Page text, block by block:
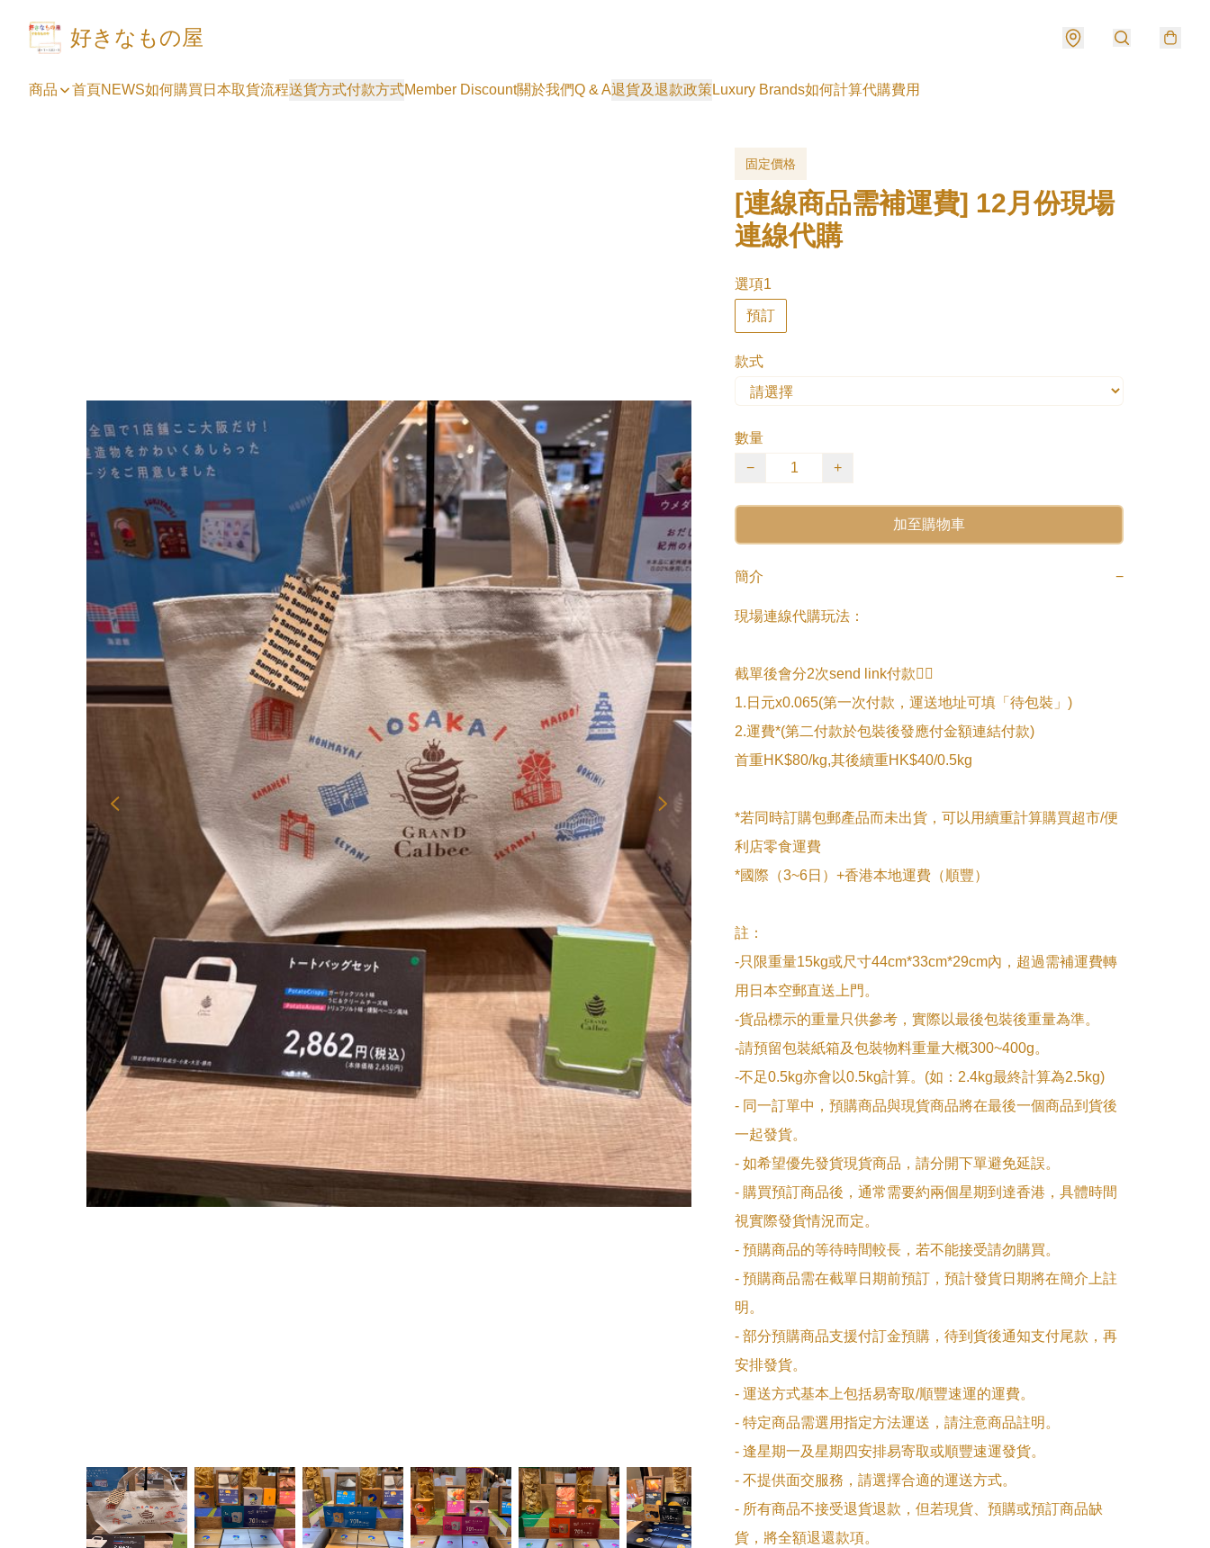
好きなもの屋
商品 首頁NEWS如何購買 日本取貨流程送貨方式付款方式Member Discount關於我們Q & A退貨及退款政策Luxury Brands如何計算代購費用
固定價格
[連線商品需補運費] 12月份現場
連線代購
選項1
預訂
款式
數量
−
+
加至購物車
簡介 −
現場連線代購玩法：
截單後會分2次send link付款👇🏻
1.日元x0.065(第一次付款，運送地址可填「待包裝」)
2.運費*(第二付款於包裝後發應付金額連結付款)
首重HK$80/kg,其後續重HK$40/0.5kg
*若同時訂購包郵產品而未出貨，可以用續重計算購買超市/便
利店零食運費
*國際（3~6日）+香港本地運費（順豐）
註：
-只限重量15kg或尺寸44cm*33cm*29cm內，超過需補運費轉
用日本空郵直送上門。
-貨品標示的重量只供參考，實際以最後包裝後重量為準。
-請預留包裝紙箱及包裝物料重量大概300~400g。
-不足0.5kg亦會以0.5kg計算。(如：2.4kg最終計算為2.5kg)
- 同一訂單中，預購商品與現貨商品將在最後一個商品到貨後
一起發貨。
- 如希望優先發貨現貨商品，請分開下單避免延誤。
- 購買預訂商品後，通常需要約兩個星期到達香港，具體時間
視實際發貨情況而定。
- 預購商品的等待時間較長，若不能接受請勿購買。
- 預購商品需在截單日期前預訂，預計發貨日期將在簡介上註
明。
- 部分預購商品支援付訂金預購，待到貨後通知支付尾款，再
安排發貨。
- 運送方式基本上包括易寄取/順豐速運的運費。
- 特定商品需選用指定方法運送，請注意商品註明。
- 逢星期一及星期四安排易寄取或順豐速運發貨。
- 不提供面交服務，請選擇合適的運送方式。
- 所有商品不接受退貨退款，但若現貨、預購或預訂商品缺
貨，將全額退還款項。